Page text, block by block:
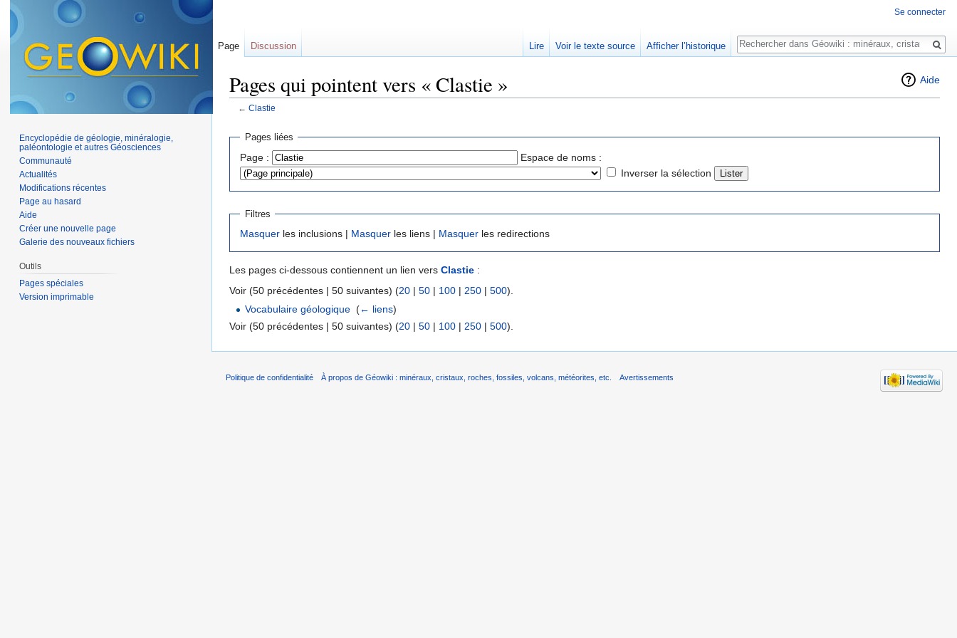
Aide
Pages qui pointent vers « Clastie »
← Clastie
Pages liées
Page :
Espace de noms :
Inverser la sélection
Filtres
Masquer les inclusions | Masquer les liens | Masquer les redirections
Les pages ci-dessous contiennent un lien vers Clastie :
Voir (50 précédentes | 50 suivantes) (20 | 50 | 100 | 250 | 500).
Vocabulaire géologique ‎(← liens)
Voir (50 précédentes | 50 suivantes) (20 | 50 | 100 | 250 | 500).
Se connecter
Page Discussion Lire Voir le texte source Afficher l’historique
Rechercher
Encyclopédie de géologie, minéralogie,
paléontologie et autres Géosciences
Communauté
Actualités
Modifications récentes
Page au hasard
Aide
Créer une nouvelle page
Galerie des nouveaux fichiers
Outils
Pages spéciales
Version imprimable
Politique de confidentialité À propos de Géowiki : minéraux, cristaux, roches, fossiles, volcans, météorites, etc. Avertissements